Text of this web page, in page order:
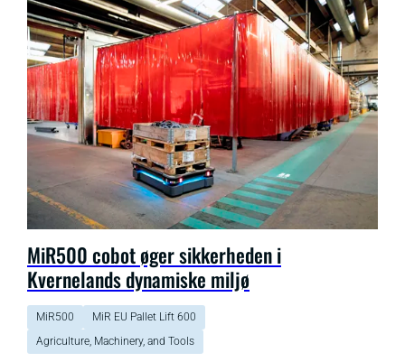
MiR500 cobot øger sikkerheden i
Kvernelands dynamiske miljø
MiR500
MiR EU Pallet Lift 600
Agriculture, Machinery, and Tools